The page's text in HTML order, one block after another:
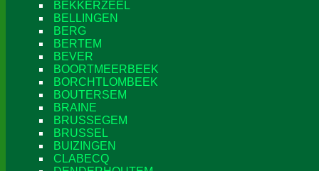
BEKKERZEEL
BELLINGEN
BERG
BERTEM
BEVER
BOORTMEERBEEK
BORCHTLOMBEEK
BOUTERSEM
BRAINE
BRUSSEGEM
BRUSSEL
BUIZINGEN
CLABECQ